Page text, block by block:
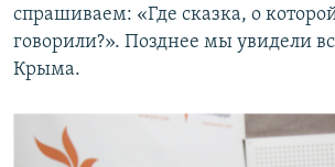
спрашиваем: «Где сказка, о
говорили?». Позднее мы увидели
Крыма.